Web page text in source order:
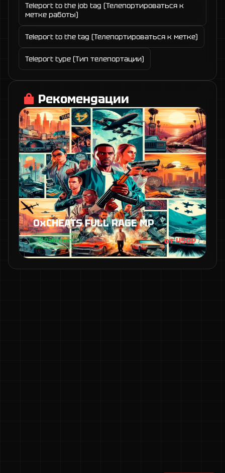
Teleport to the job tag (Телепортироваться к
метке работы)
Teleport to the tag (Телепортироваться к метке)
Teleport type (Тип телепортации)
Рекомендации
0xCHEATS FULL RAGE MP
Работает от 450₽